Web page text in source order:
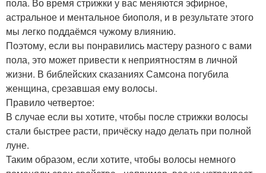
астральное и ментальное биополя, и в результате этого
мы легко поддаёмся чужому влиянию.
Поэтому, если вы понравились мастеру разного с вами
пола, это может привести к неприятностям в личной
жизни. В библейских сказаниях Самсона погубила
женщина, срезавшая ему волосы.
Правило четвертое:
В случае если вы хотите, чтобы после стрижки волосы
стали быстрее расти, причёску надо делать при полной
луне.
Таким образом, если хотите, чтобы волосы немного